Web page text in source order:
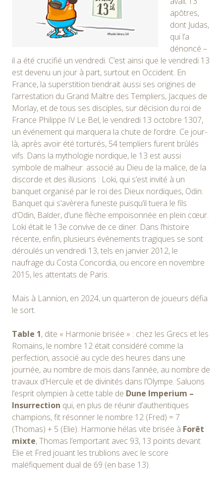
apôtres,
dont Judas,
qui l’a
dénoncé –
il a été crucifié un vendredi. C’est ainsi que le vendredi 13
est devenu un jour à part, surtout en Occident. En
France, la superstition tiendrait aussi ses origines de
l’arrestation du Grand Maître des Templiers, Jacques de
Morlay, et de tous ses disciples, sur décision du roi de
France Philippe IV Le Bel, le vendredi 13 octobre 1307,
un événement qui marquera la chute de l’ordre. Ce jour-
là, après avoir été torturés, 54 templiers furent brûlés
vifs. Dans la mythologie nordique, le 13 est aussi
symbole de malheur. associé au Dieu de la malice, de la
discorde et des illusions : Loki, qui s’est invité à un
banquet organisé par le roi des Dieux nordiques, Odin.
Banquet qui s’avèrera funeste puisqu’il tuera le fils
d’Odin, Balder, d’une flèche empoisonnée en plein cœur.
Loki était le 13e convive de ce diner. Dans l’histoire
récente, enfin, plusieurs événements tragiques se sont
déroulés un vendredi 13, tels en janvier 2012, le
naufrage du Costa Concordia, ou encore en novembre
2015, les attentats de Paris.
Mais à Lannion, en 2024, un quarteron de joueurs défia
le sort.
Table 1, dite « Harmonie brisée » : chez les Grecs et les
Romains, le nombre 12 était considéré comme la
perfection, associé au cycle des heures dans une
journée, au nombre de mois dans l’année, au nombre de
travaux d’Hercule et de divinités dans l’Olympe. Saluons
l’esprit olympien à cette table de Dune Imperium –
Insurrection qui, en plus de réunir d’authentiques
champions, fit résonner le nombre 12 (Fred) = 7
(Thomas) + 5 (Elie). Harmonie hélas vite brisée à Forêt
mixte, Thomas l’emportant avec 93, 13 points devant
Elie et Fred jouant les trublions avec le score
maléfiquement dual de 69 (en base 13).